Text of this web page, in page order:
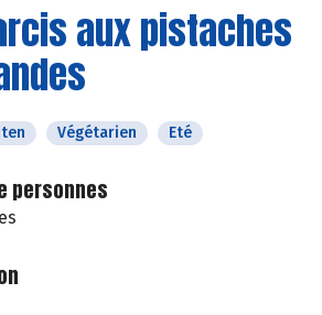
aux pistaches
Végétarien Eté
personnes